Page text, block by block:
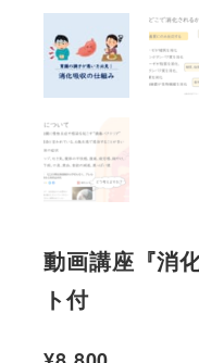
動画講座『消
ト付